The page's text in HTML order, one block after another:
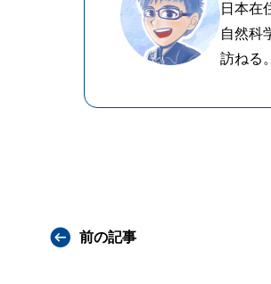
日本在
自然科
訪ねる。
前の記事